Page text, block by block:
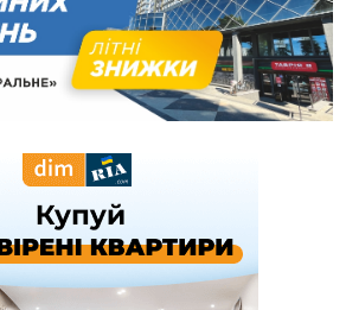
щемливо привітали рідну Коломию з
Коломиї, Долині та Яремче
спеку
жінка побила малолітнього хлопчика: суд
встановилася гідрологічна посуха - рівні
до найнижчих показників
АЗС сталася масова бійка, поліція
після купівлі права вимоги за 120
до Франківська на понад 20 млн грн